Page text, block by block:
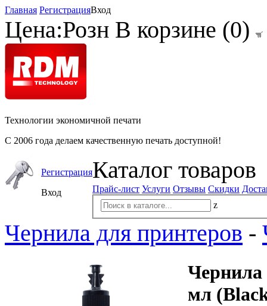
Главная РегистрацияВход
Цена:Розн В корзине (0)
Технологии экономичной печати
С 2006 года делаем качественную печать доступной!
Регистрация
Вход
Каталог товаров
Прайс-лист Услуги Отзывы Скидки
z
Чернила для принтеров -
Чернила
мл